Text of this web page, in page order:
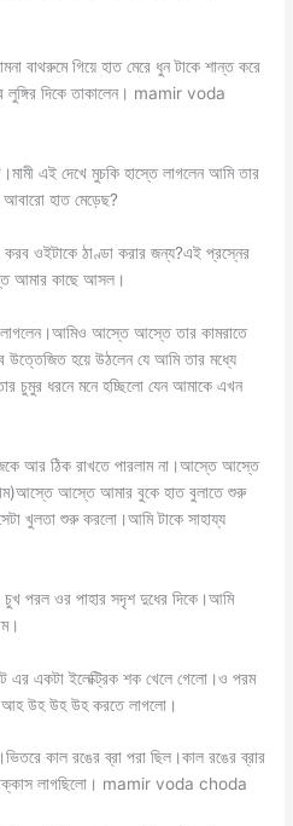
বাথরুমে গিয়ে হাত মেরে ধুন টাকে শান্ত করে
লুঙ্গির দিকে তাকালেন। mamir voda
এই দেখে মুচকি হাস্তে লাগলেন আমি তার
আবারো হাত মেড়েছ?
করব ওইটাকে ঠাণ্ডা করার জন্য?এই প্রস্নের
আমার কাছে আসল।
আস্তে আস্তে তার কামরাতে
উত্তেজিত হয়ে উঠলেন যে আমি তার মধ্যে
চুমুর ধরনে মনে হচ্ছিলো যেন আমাকে এখন
আর ঠিক রাখতে পারলাম না।আস্তে আস্তে
আস্তে আমার বুকে হাত বুলাতে শুরু
খুলতা শুরু করলো।আমি টাকে সাহায্য
পরল ওর পাহার সদৃশ দুধের দিকে।আমি
এর একটা ইলেক্ট্রিক শক খেলে গেলো।ও পরম
উহ উহ উহ করতে লাগলো।
কাল রঙের ব্রা পরা ছিল।কাল রঙের ব্রার
লাগছিলো। mamir voda choda